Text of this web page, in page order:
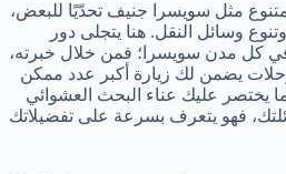
مثل سويسرا جنيف تحدّيًا للبعض،
وسائل النقل. هنا يتجلى دور
كل مدن سويسرا؛ فمن خلال خبرته،
يضمن لك زيارة أكبر عدد ممكن
يختصر عليك عناء البحث العشوائي
فهو يتعرف بسرعة على تفضيلاتك